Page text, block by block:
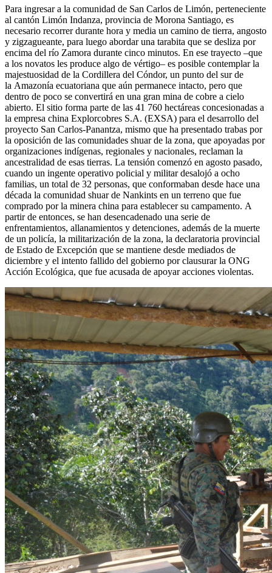
Para ingresar a la comunidad de San Carlos de Limón, perteneciente
al cantón Limón Indanza, provincia de Morona Santiago, es
necesario recorrer durante hora y media un camino de tierra, angosto
y zigzagueante, para luego abordar una tarabita que se desliza por
encima del río Zamora durante cinco minutos. En ese trayecto –que
a los novatos les produce algo de vértigo– es posible contemplar la
majestuosidad de la Cordillera del Cóndor, un punto del sur de
la Amazonía ecuatoriana que aún permanece intacto, pero que
dentro de poco se convertirá en una gran mina de cobre a cielo
abierto. El sitio forma parte de las 41 760 hectáreas concesionadas a
la empresa china Explorcobres S.A. (EXSA) para el desarrollo del
proyecto San Carlos-Panantza, mismo que ha presentado trabas por
la oposición de las comunidades shuar de la zona, que apoyadas por
organizaciones indígenas, regionales y nacionales, reclaman la
ancestralidad de esas tierras. La tensión comenzó en agosto pasado,
cuando un ingente operativo policial y militar desalojó a ocho
familias, un total de 32 personas, que conformaban desde hace una
década la comunidad shuar de Nankints en un terreno que fue
comprado por la minera china para establecer su campamento. A
partir de entonces, se han desencadenado una serie de
enfrentamientos, allanamientos y detenciones, además de la muerte
de un policía, la militarización de la zona, la declaratoria provincial
de Estado de Excepción que se mantiene desde mediados de
diciembre y el intento fallido del gobierno por clausurar la ONG
Acción Ecológica, que fue acusada de apoyar acciones violentas.